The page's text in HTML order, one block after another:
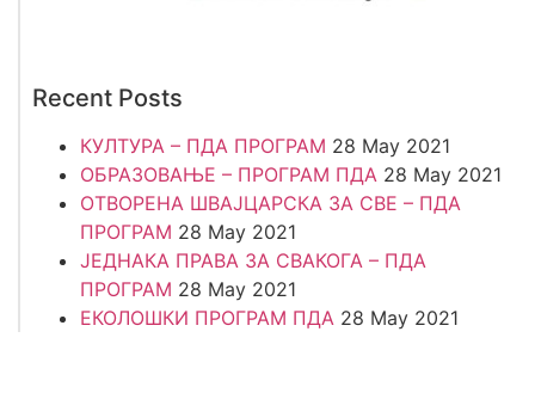
Recent Posts
КУЛТУРА – ПДА ПРОГРАМ 28 May 2021
ОБРАЗОВАЊЕ – ПРОГРАМ ПДА 28 May 2021
ОТВОРЕНА ШВАЈЦАРСКА ЗА СВЕ – ПДА
ПРОГРАМ 28 May 2021
ЈЕДНАКА ПРАВА ЗА СВАКОГА – ПДА
ПРОГРАМ 28 May 2021
ЕКОЛОШКИ ПРОГРАМ ПДА 28 May 2021